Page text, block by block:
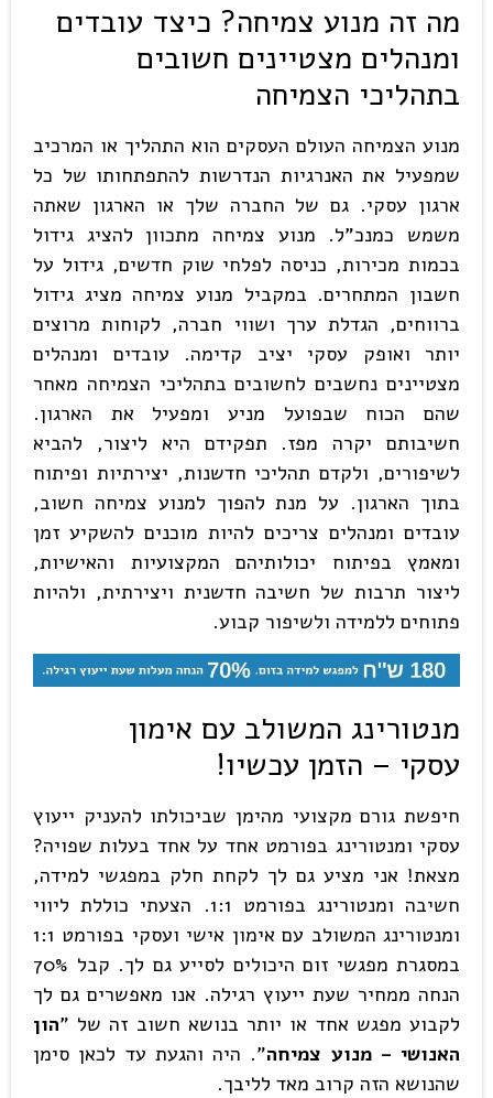
מה זה מנוע צמיחה? כיצד עובדים
ומנהלים מצטיינים חשובים
בתהליכי הצמיחה
מנוע הצמיחה העולם העסקים הוא התהליך או המרכיב
שמפעיל את האנרגיות הנדרשות להתפתחותו של כל
ארגון עסקי. גם של החברה שלך או הארגון שאתה
משמש כמנכ"ל. מנוע צמיחה מתכוון להציג גידול
בכמות מכירות, כניסה לפלחי שוק חדשים, גידול על
חשבון המתחרים. במקביל מנוע צמיחה מציג גידול
ברווחים, הגדלת ערך ושווי חברה, לקוחות מרוצים
יותר ואופק עסקי יציב קדימה. עובדים ומנהלים
מצטיינים נחשבים לחשובים בתהליכי הצמיחה מאחר
שהם הכוח שבפועל מניע ומפעיל את הארגון.
חשיבותם יקרה מפז. תפקידם היא ליצור, להביא
לשיפורים, ולקדם תהליכי חדשנות, יצירתיות ופיתוח
בתוך הארגון. על מנת להפוך למנוע צמיחה חשוב,
עובדים ומנהלים צריכים להיות מוכנים להשקיע זמן
ומאמץ בפיתוח יכולותיהם המקצועיות והאישיות,
ליצור תרבות של חשיבה חדשנית ויצירתית, ולהיות
פתוחים ללמידה ולשיפור קבוע.
מנטורינג המשולב עם אימון
עסקי – הזמן עכשיו!
חיפשת גורם מקצועי מהימן שביכולתו להעניק ייעוץ
עסקי ומנטורינג בפורמט אחד על אחד בעלות שפויה?
מצאת! אני מציע גם לך לקחת חלק במפגשי למידה,
חשיבה ומנטורינג בפורמט 1:1. הצעתי כוללת ליווי
ומנטורינג המשולב עם אימון אישי ועסקי בפורמט 1:1
במסגרת מפגשי זום היכולים לסייע גם לך. קבל 70%
הנחה ממחיר שעת ייעוץ רגילה. אנו מאפשרים גם לך
לקבוע מפגש אחד או יותר בנושא חשוב זה של "הון
האנושי – מנוע צמיחה". היה והגעת עד לכאן סימן
שהנושא הזה קרוב מאד לליבך.